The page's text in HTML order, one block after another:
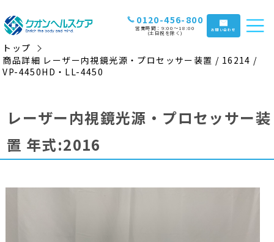
0120-456-800
営業時間：9:00〜18:00
(土日祝を除く) お問い合わせ
トップ
商品詳細 レーザー内視鏡光源・プロセッサー装置 / 16214 /
VP-4450HD・LL-4450
レーザー内視鏡光源・プロセッサー装
置 年式:2016